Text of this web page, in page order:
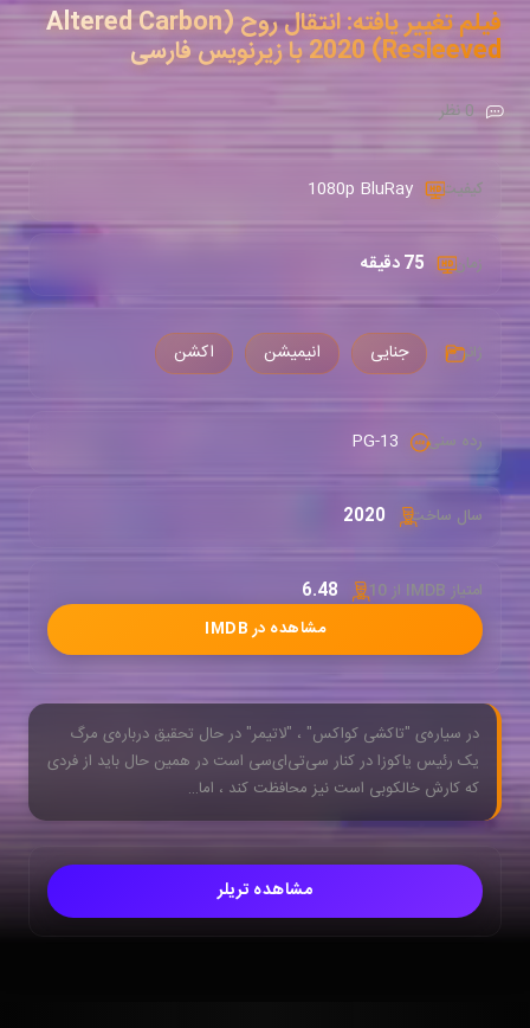
فیلم تغییر یافته: انتقال روح (Altered Carbon
Resleeved) 2020 با زیرنویس فارسی
0 نظر
کیفیت : 1080p BluRay
زمان : 75 دقیقه
ژانر : جنایی انیمیشن اکشن
رده سنی : PG-13
سال ساخت: 2020
امتیاز IMDB از 10 : 6.48
مشاهده در IMDB
در سیاره‌ی "تاکشی کواکس" ، "لاتیمر" در حال تحقیق درباره‌ی مرگ
یک رئیس یاکوزا در کنار سی‌تی‌ای‌سی است در همین حال باید از فردی
که کارش خالکوبی است نیز محافظت کند ، اما…
مشاهده تریلر